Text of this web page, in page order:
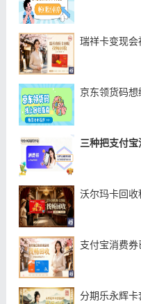
瑞祥卡变现
京东领货码
三种把支付
沃尔玛卡回
支付宝消费
分期乐永辉卡